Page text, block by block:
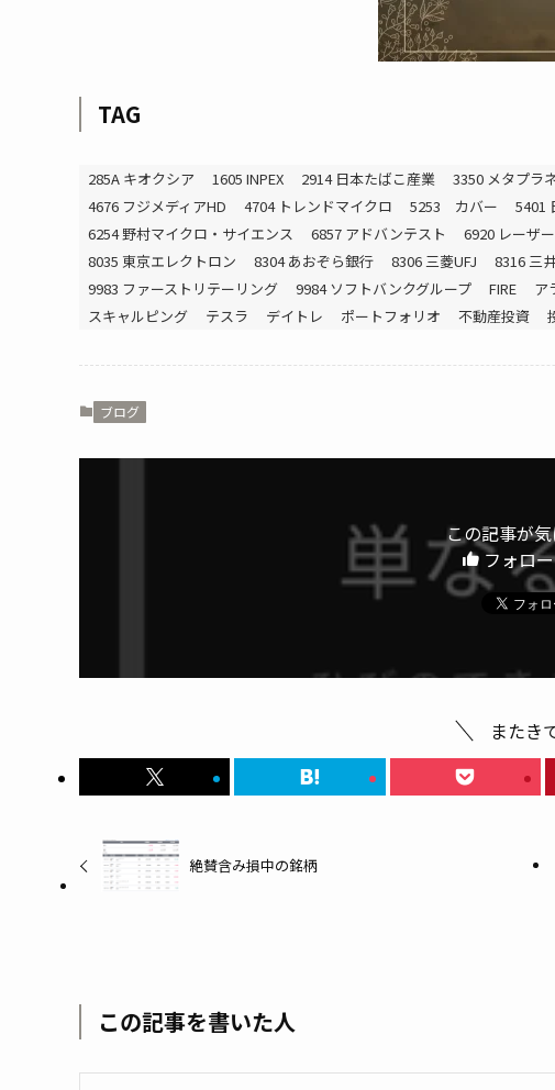
TAG
285A キオクシア 1605 INPEX 2914 日本たばこ産業 3350 メタプラ
4676 フジメディアHD
4704 トレンドマイクロ 5253 カバー 5401
6254 野村マイクロ・サイエンス
6857 アドバンテスト 6920 レーザ
8035 東京エレクトロン
8304 あおぞら銀行 8306 三菱UFJ 8316 三
9983 ファーストリテーリング
9984 ソフトバンクグループ FIRE ア
スキャルピング
テスラ デイトレ ポートフォリオ 不動産投資
ブログ
この記事が
フォロ
またき
絶賛含み損中の銘柄
この記事を書いた人